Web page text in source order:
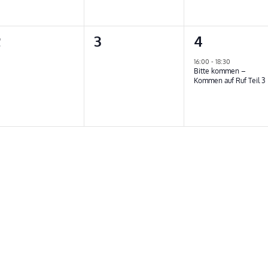
0
Veranstaltungen,
3
1
4
16:00-18:30
Bitte kommen –
Kommen auf Ruf Teil 3